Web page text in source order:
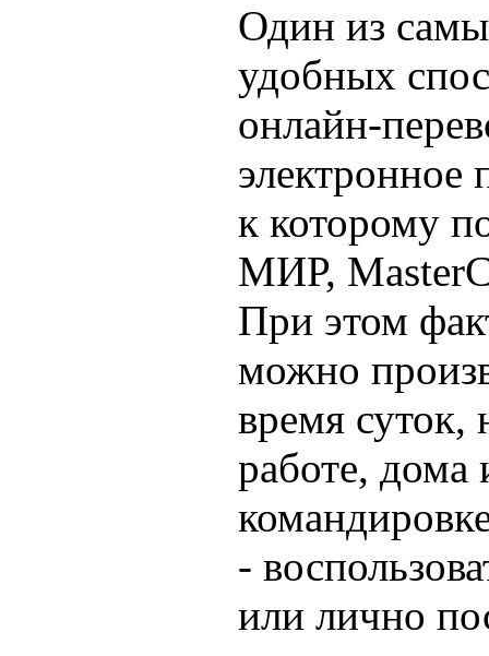
Один из
удобных
онлайн-
электронное
к которому
МИР,
При этом
можно
время суток,
работе, дома
-
или лично